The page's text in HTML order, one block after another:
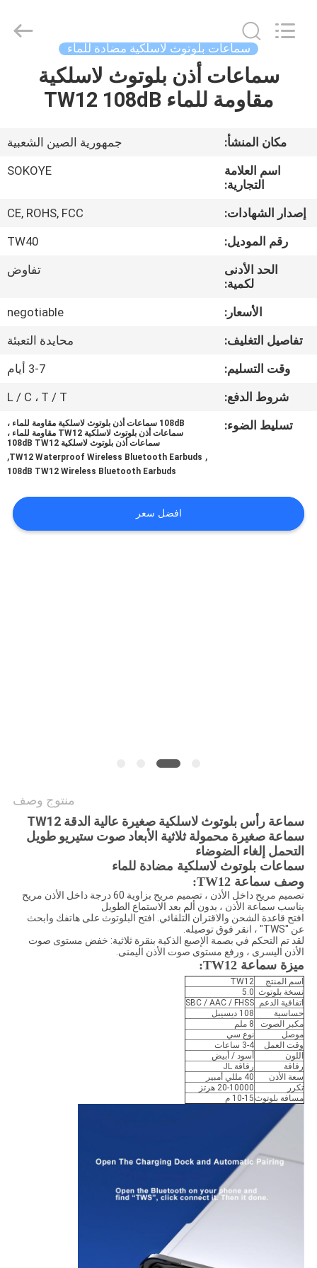
منزل،
منتجات
معلومات
عنا
جولة
المعمل
مراقبة
الجودة
اتصل
أخبار
حالات
Electronic
Co.,Ltd.
سماعات بلوتوث لاسلكية مضادة للماء
سماعات أذن بلوتوث لاسلكية
مقاومة للماء TW12 108dB
مكان المنشأ:
جمهورية الصين الشعبية
اسم العلامة
التجارية:
SOKOYE
إصدار الشهادات:
CE, ROHS, FCC
رقم الموديل:
TW40
الحد الأدنى
لكمية:
تفاوض
الأسعار:
negotiable
تفاصيل التغليف:
محايدة التعبئة
وقت التسليم:
3-7 أيام
شروط الدفع:
L / C ، T / T
تسليط الضوء:
108dB سماعات أذن بلوتوث لاسلكية مقاومة للماء ،
سماعات أذن بلوتوث لاسلكية TW12 مقاومة للماء ،
سماعات أذن بلوتوث لاسلكية 108dB TW12
,
TW12 Waterproof Wireless Bluetooth Earbuds
,
108dB TW12 Wireless Bluetooth Earbuds
افضل سعر
منتوج وصف
سماعة رأس بلوتوث لاسلكية صغيرة عالية الدقة TW12
سماعة صغيرة محمولة ثلاثية الأبعاد صوت ستيريو طويل
التحمل إلغاء الضوضاء
سماعات بلوتوث لاسلكية مضادة للماء
وصف سماعة TW12:
تصميم مريح داخل الأذن ، تصميم مريح بزاوية 60 درجة داخل الأذن مريح
يناسب سماعة الأذن ، بدون ألم بعد الاستماع الطويل
افتح قاعدة الشحن والاقتران التلقائي. افتح البلوتوث على هاتفك وابحث
عن "TWS" ، انقر فوق توصيله.
لقد تم التحكم في بصمة الإصبع الذكية بنقرة ثلاثية: خفض مستوى صوت
الأذن اليسرى ، ورفع مستوى صوت الأذن اليمنى.
ميزة سماعة TW12:
اسم المنتج
TW12
نسخة بلوتوث 5.0
اتفاقية الدعم SBC / AAC / FHSS
حساسية
108 ديسيبل
مكبر الصوت
8 ملم
موصل
نوع سي
وقت العمل
3-4 ساعات
اللون
أسود / أبيض
رقاقة
رقاقة JL
سعة الأذن
40 مللي أمبير
تكرر
20-10000 هرتز
مسافة بلوتوث10-15 م